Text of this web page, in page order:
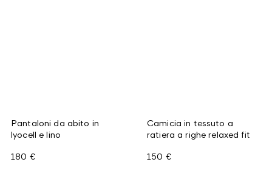
Pantaloni da abito in
lyocell e lino
180 €
Camicia in tessuto a
ratiera a righe relaxed fit
150 €